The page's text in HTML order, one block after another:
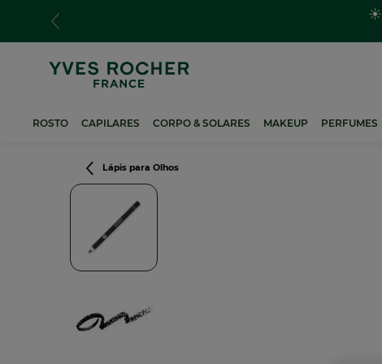
conteúdo
☀️
ROSTO CAPILARES CORPO & SOLARES MAKEUP PERFUMES
Navegação
estrutural
Lápis para Olhos